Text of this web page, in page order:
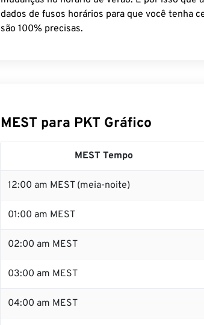
dados de fusos horários para que você tenha
são 100% precisas.
MEST para PKT Gráfico
MEST Tempo
12:00 am MEST (meia-noite)
01:00 am MEST
02:00 am MEST
03:00 am MEST
04:00 am MEST